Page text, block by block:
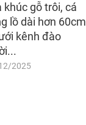
khúc gỗ trôi, cá
lồ dài hơn 60cm
kênh đào
2025